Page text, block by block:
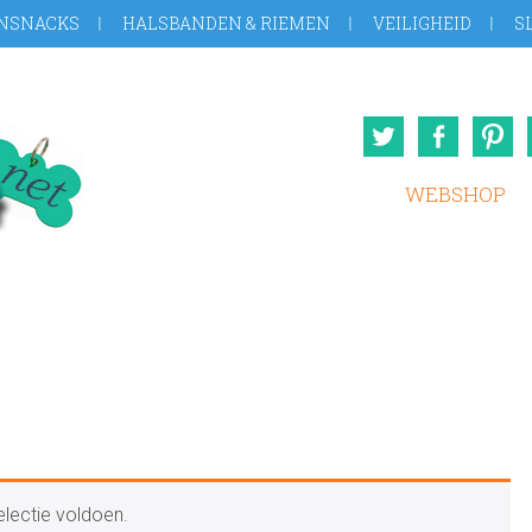
HALSBANDEN & RIEMEN VEILIGHEID
Twitter
WEBSHOP
voldoen.